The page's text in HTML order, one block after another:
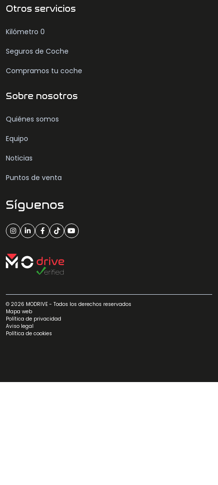
Otros servicios
Kilómetro 0
Seguros de Coche
Compramos tu coche
Sobre nosotros
Quiénes somos
Equipo
Noticias
Puntos de venta
Síguenos
© 2026 MODRIVE - Todos los derechos reservados
Mapa web
Política de privacidad
Aviso legal
Política de cookies